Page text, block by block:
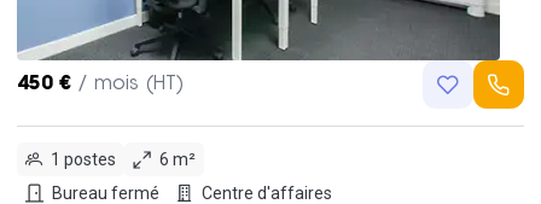
450 € / mois (HT)
1 postes
6 m²
Bureau fermé
Centre d'affaires